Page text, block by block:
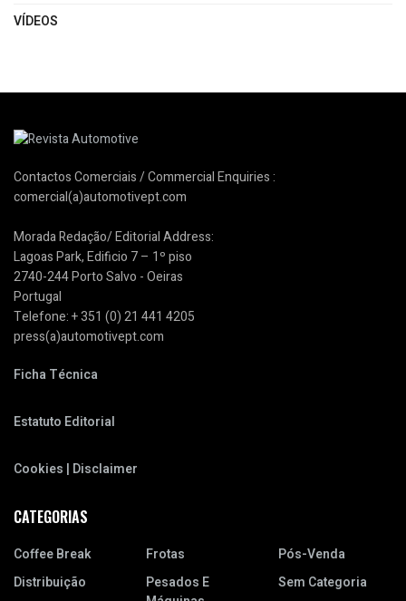
VÍDEOS
Contactos Comerciais / Commercial Enquiries :
comercial(a)automotivept.com
Morada Redação/ Editorial Address:
Lagoas Park, Edificio 7 – 1º piso
2740-244 Porto Salvo - Oeiras
Portugal
Telefone: + 351 (0) 21 441 4205
press(a)automotivept.com
Ficha Técnica
Estatuto Editorial
Cookies | Disclaimer
CATEGORIAS
Coffee Break
Distribuição
Frotas
Pesados E
Pós-Venda
Sem Categoria